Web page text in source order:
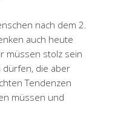
nach dem 2.
auch heute
müssen stolz sein
dürfen, die aber
Tendenzen
müssen und